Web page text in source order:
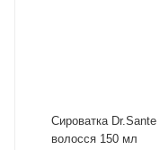
Сироватка Dr.Sante
волосся 150 мл